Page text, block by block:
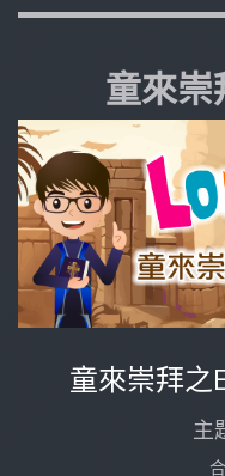
童來
童來崇拜之
主